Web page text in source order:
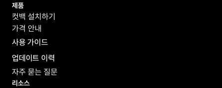
제품
컷백 설치하기
가격 안내
사용 가이드
업데이트 이력
자주 묻는 질문
리소스